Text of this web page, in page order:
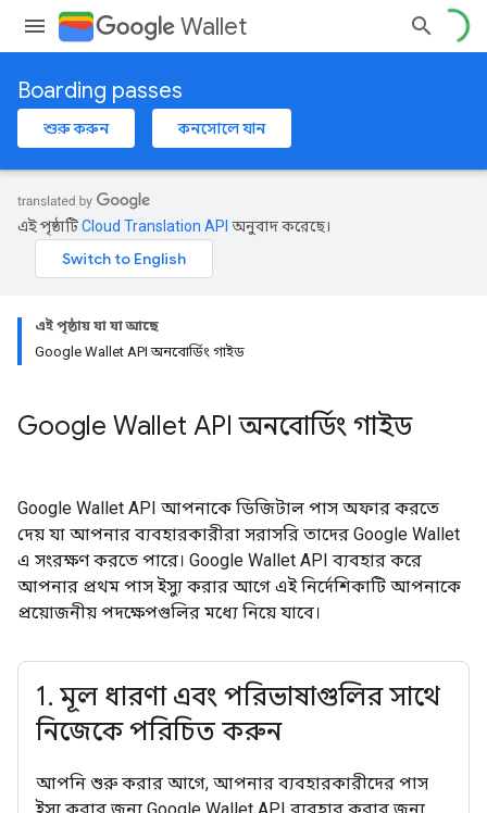
Wallet
Boarding passes
শুরু করুন কনসোলে যান
এই পৃষ্ঠাটিCloud Translation API অনুবাদ করেছে।
এই পৃষ্ঠায় যা যা আছে
Google Wallet API অনবোর্ডিং গাইড
Google Wallet API অনবোর্ডিং গাইড
Google Wallet API আপনাকে ডিজিটাল পাস অফার করতে
দেয় যা আপনার ব্যবহারকারীরা সরাসরি তাদের Google Wallet
এ সংরক্ষণ করতে পারে। Google Wallet API ব্যবহার করে
আপনার প্রথম পাস ইস্যু করার আগে এই নির্দেশিকাটি আপনাকে
প্রয়োজনীয় পদক্ষেপগুলির মধ্যে নিয়ে যাবে।
1. মূল ধারণা এবং পরিভাষাগুলির সাথে
নিজেকে পরিচিত করুন
আপনি শুরু করার আগে, আপনার ব্যবহারকারীদের পাস